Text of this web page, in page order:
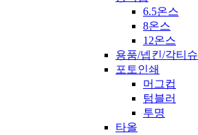
6.5온스
8온스
12온스
용품/넵킨/각티슈
포토인쇄
머그컵
텀블러
투명
타올